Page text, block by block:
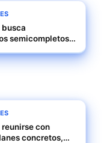
semicompletos
con
concretos,